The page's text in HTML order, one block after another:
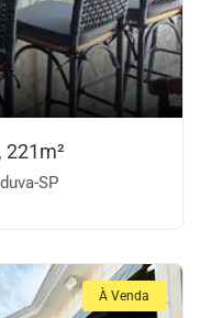
221m²
SP
À Venda